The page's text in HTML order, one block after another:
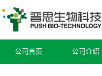
公司首页 公司介绍